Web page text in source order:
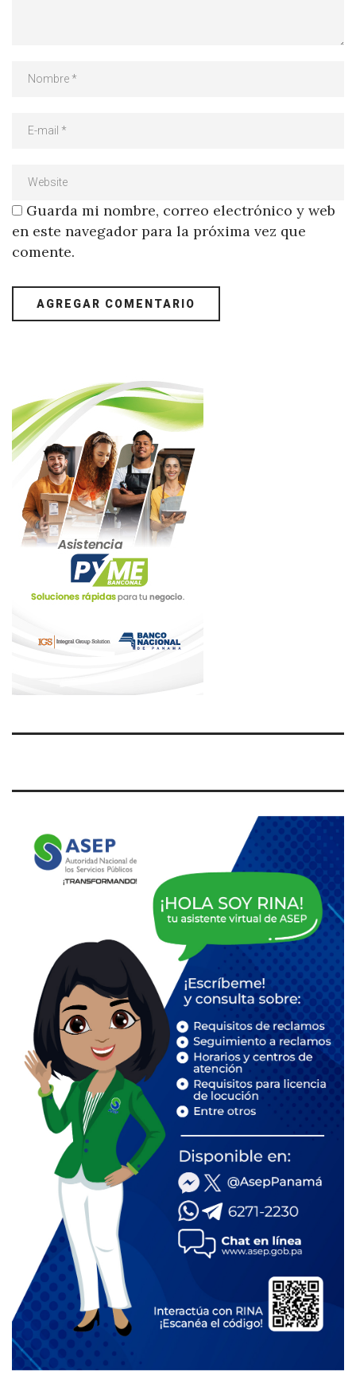
Guarda mi nombre, correo electrónico y web
en este navegador para la próxima vez que
comente.